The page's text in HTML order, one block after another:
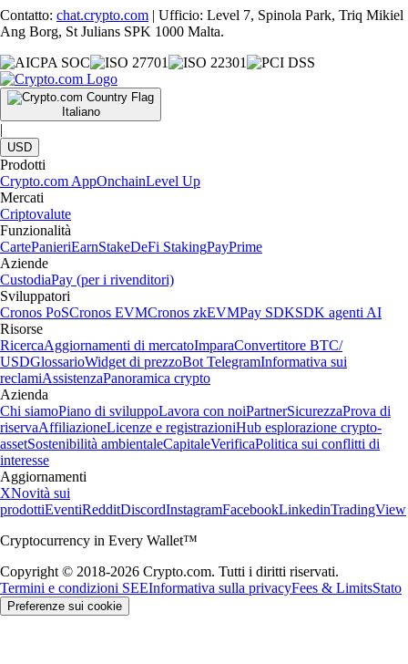
Contatto: chat.crypto.com | Ufficio: Level 7, Spinola Park, Triq Mikiel
Ang Borg, St Julians SPK 1000 Malta.
Italiano
|
USD
Prodotti
Crypto.com AppOnchainLevel Up
Mercati
Criptovalute
Funzionalità
CartePanieriEarnStakeDeFi StakingPayPrime
Aziende
CustodiaPay (per i rivenditori)
Sviluppatori
Cronos PoSCronos EVMCronos zkEVMPay SDKSDK agenti AI
Risorse
RicercaAggiornamenti di mercatoImparaConvertitore BTC/
USDGlossarioWidget di prezzoBot TelegramInformativa sui
reclamiAssistenzaPanoramica crypto
Azienda
Chi siamoPiano di sviluppoLavora con noiPartnerSicurezzaProva di
riservaAffiliazioneLicenze e registrazioniHub esplorazione crypto-
assetSostenibilità ambientaleCapitaleVerificaPolitica sui conflitti di
interesse
Aggiornamenti
XNovità sui
prodottiEventiRedditDiscordInstagramFacebookLinkedinTradingView
Cryptocurrency in Every Wallet™
Copyright © 2018-2026 Crypto.com. Tutti i diritti riservati.
Termini e condizioni SEEInformativa sulla privacyFees & LimitsStato
Preferenze sui cookie